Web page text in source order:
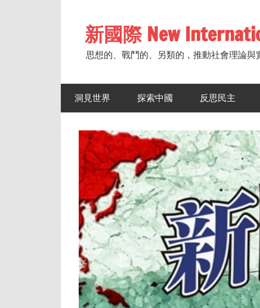
content新國際 New
思想的、戰鬥的、另類的，推動社會理論與
洞見世界 探索中國 反思民主